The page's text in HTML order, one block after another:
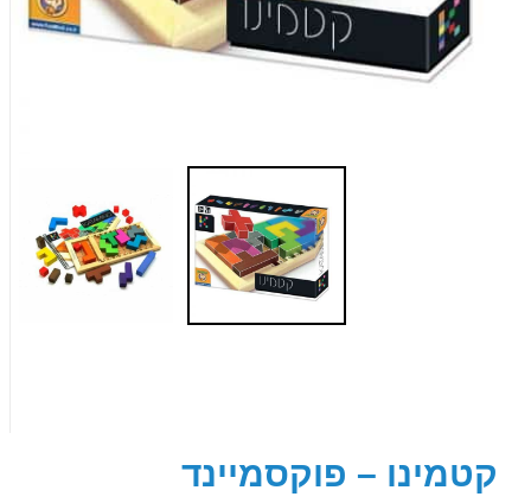
קטמינו – פוקסמיינד